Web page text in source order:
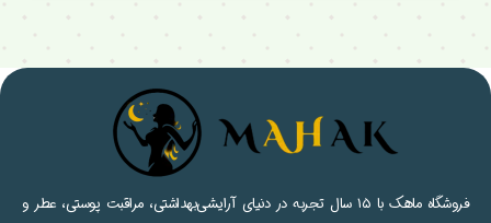
فروشگاه ماهک با ۱۵ سال تجربه در دنیای آرایشی‌بهداشتی، مراقبت پوستی، عطر و